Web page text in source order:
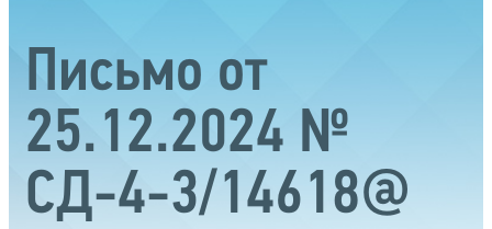
Письмо от
25.12.2024 №
СД-4-3/14618@